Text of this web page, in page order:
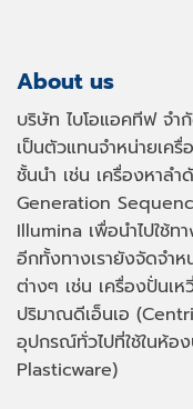
About us
บริษัท ไบโอแอคทีฟ จำ
เป็นตัวแทนจำหน่ายเค
ชั้นนำ เช่น เครื่องหาล
Generation
Illumina เพื่อนำไปใช้ท
อีกทั้งทางเรายังจัดจำ
ต่างๆ เช่น เครื่องปั่นเ
ปริมาณดีเอ็นเอ
อุปกรณ์ทั่วไปที่ใช้ในห้อ
Plasticware)